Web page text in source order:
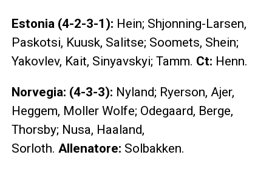
Estonia (4-2-3-1): Hein; Shjonning-Larsen,
Paskotsi, Kuusk, Salitse; Soomets, Shein;
Yakovlev, Kait, Sinyavskyi; Tamm. Ct: Henn.
Norvegia: (4-3-3): Nyland; Ryerson, Ajer,
Heggem, Moller Wolfe; Odegaard, Berge,
Thorsby; Nusa, Haaland,
Sorloth. Allenatore: Solbakken.